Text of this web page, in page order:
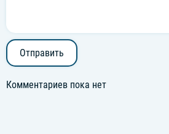
Отправить
Комментариев пока нет